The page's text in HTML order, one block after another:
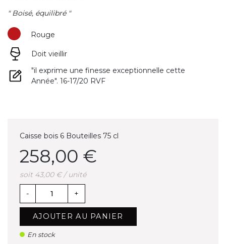
" Boisé, équilibré "
Rouge
Doit vieillir
"il exprime une finesse exceptionnelle cette
Année". 16-17/20 RVF
Caisse bois 6 Bouteilles 75 cl
258,00 €
soit 43,00 € / unité
- +
AJOUTER AU PANIER
En stock